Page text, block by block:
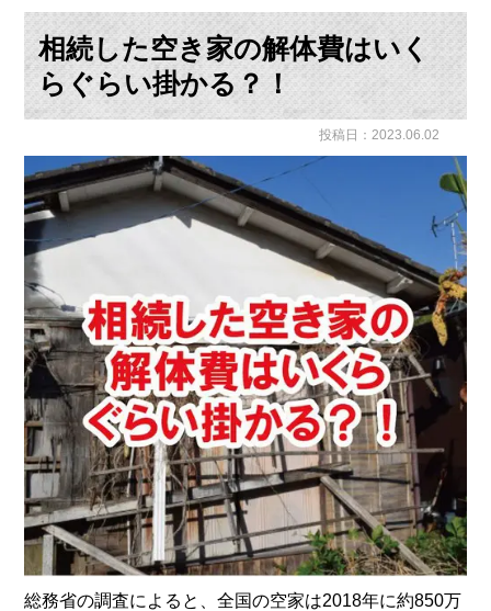
相続した空き家の解体費はいく
らぐらい掛かる？！
投稿日：2023.06.02
総務省の調査によると、全国の空家は2018年に約850万